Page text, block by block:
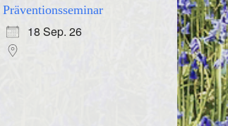
Präventionsseminar
18 Sep. 26